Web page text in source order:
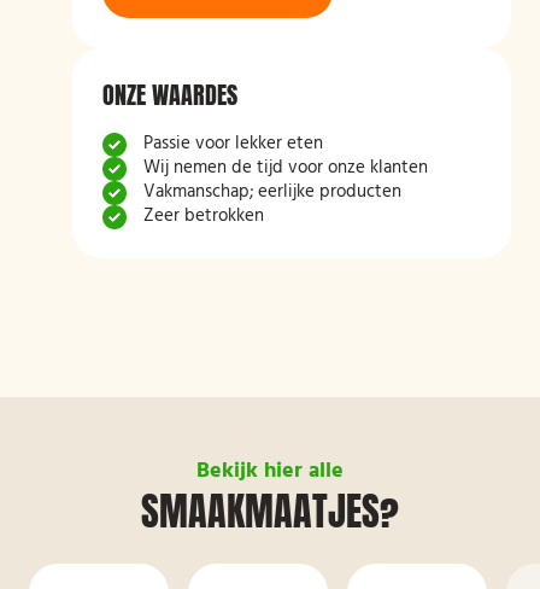
ONZE WAARDES
Passie voor lekker eten
Wij nemen de tijd voor onze klanten
Vakmanschap; eerlijke producten
Zeer betrokken
Bekijk hier alle
SMAAKMAATJES?